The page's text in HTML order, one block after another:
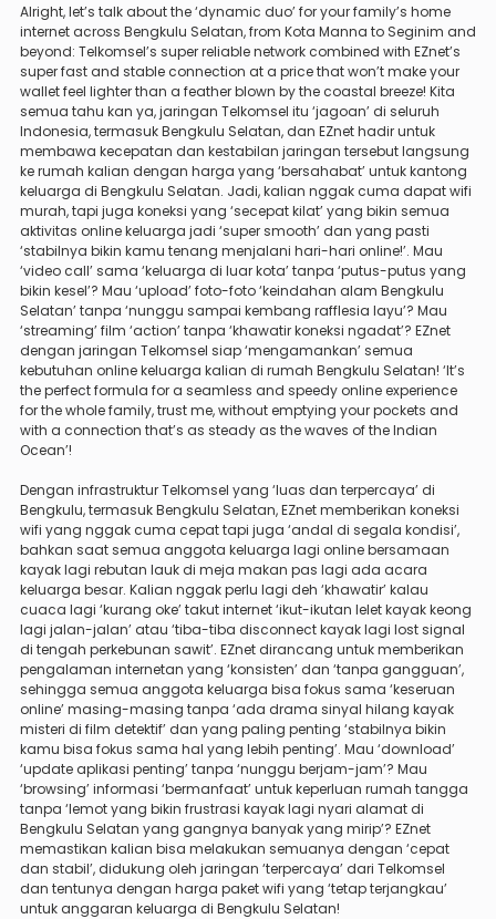
Alright, let’s talk about the ‘dynamic duo’ for your family’s home
internet across Bengkulu Selatan, from Kota Manna to Seginim and
beyond: Telkomsel’s super reliable network combined with EZnet’s
super fast and stable connection at a price that won’t make your
wallet feel lighter than a feather blown by the coastal breeze! Kita
semua tahu kan ya, jaringan Telkomsel itu ‘jagoan’ di seluruh
Indonesia, termasuk Bengkulu Selatan, dan EZnet hadir untuk
membawa kecepatan dan kestabilan jaringan tersebut langsung
ke rumah kalian dengan harga yang ‘bersahabat’ untuk kantong
keluarga di Bengkulu Selatan. Jadi, kalian nggak cuma dapat wifi
murah, tapi juga koneksi yang ‘secepat kilat’ yang bikin semua
aktivitas online keluarga jadi ‘super smooth’ dan yang pasti
‘stabilnya bikin kamu tenang menjalani hari-hari online!’. Mau
‘video call’ sama ‘keluarga di luar kota’ tanpa ‘putus-putus yang
bikin kesel’? Mau ‘upload’ foto-foto ‘keindahan alam Bengkulu
Selatan’ tanpa ‘nunggu sampai kembang rafflesia layu’? Mau
‘streaming’ film ‘action’ tanpa ‘khawatir koneksi ngadat’? EZnet
dengan jaringan Telkomsel siap ‘mengamankan’ semua
kebutuhan online keluarga kalian di rumah Bengkulu Selatan! ‘It’s
the perfect formula for a seamless and speedy online experience
for the whole family, trust me, without emptying your pockets and
with a connection that’s as steady as the waves of the Indian
Ocean’!
Dengan infrastruktur Telkomsel yang ‘luas dan terpercaya’ di
Bengkulu, termasuk Bengkulu Selatan, EZnet memberikan koneksi
wifi yang nggak cuma cepat tapi juga ‘andal di segala kondisi’,
bahkan saat semua anggota keluarga lagi online bersamaan
kayak lagi rebutan lauk di meja makan pas lagi ada acara
keluarga besar. Kalian nggak perlu lagi deh ‘khawatir’ kalau
cuaca lagi ‘kurang oke’ takut internet ‘ikut-ikutan lelet kayak keong
lagi jalan-jalan’ atau ‘tiba-tiba disconnect kayak lagi lost signal
di tengah perkebunan sawit’. EZnet dirancang untuk memberikan
pengalaman internetan yang ‘konsisten’ dan ‘tanpa gangguan’,
sehingga semua anggota keluarga bisa fokus sama ‘keseruan
online’ masing-masing tanpa ‘ada drama sinyal hilang kayak
misteri di film detektif’ dan yang paling penting ‘stabilnya bikin
kamu bisa fokus sama hal yang lebih penting’. Mau ‘download’
‘update aplikasi penting’ tanpa ‘nunggu berjam-jam’? Mau
‘browsing’ informasi ‘bermanfaat’ untuk keperluan rumah tangga
tanpa ‘lemot yang bikin frustrasi kayak lagi nyari alamat di
Bengkulu Selatan yang gangnya banyak yang mirip’? EZnet
memastikan kalian bisa melakukan semuanya dengan ‘cepat
dan stabil’, didukung oleh jaringan ‘terpercaya’ dari Telkomsel
dan tentunya dengan harga paket wifi yang ‘tetap terjangkau’
untuk anggaran keluarga di Bengkulu Selatan!